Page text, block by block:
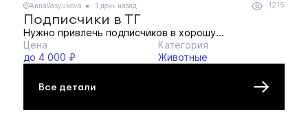
@AnnaVasyukova 1 день назад 1215
Подписчики в ТГ
Нужно привлечь подписчиков в хорошу...
Цена
до 4 000 ₽
Категория
Животные
Все детали